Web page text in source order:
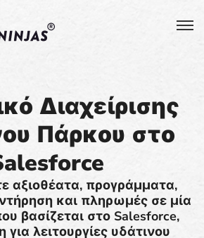
Διαχείρισης
Πάρκου στο
αξιοθέατα, προγράμματα,
και πληρωμές σε μία
βασίζεται στο Salesforce,
για λειτουργίες υδάτινου